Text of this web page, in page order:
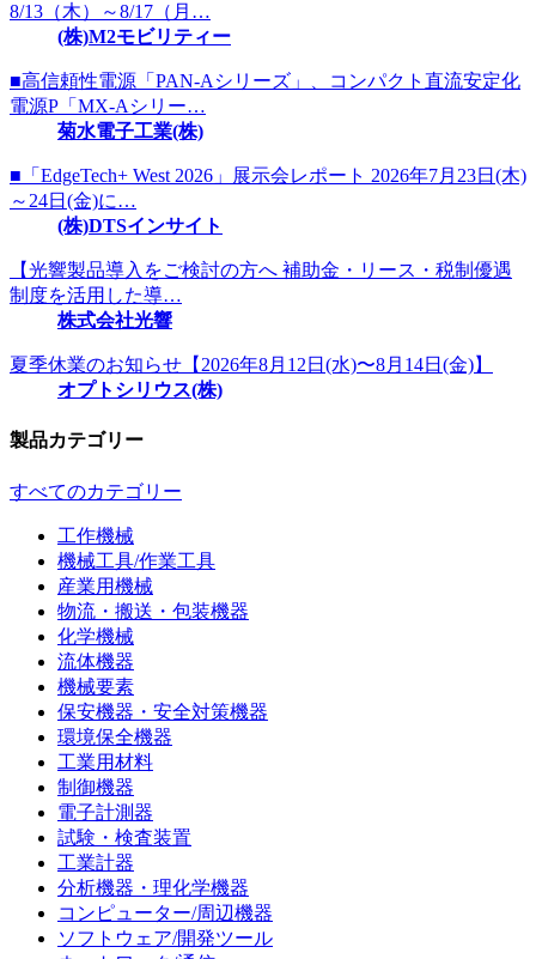
8/13（木）～8/17（月…
(株)M2モビリティー
■高信頼性電源「PAN-Aシリーズ」、コンパクト直流安定化
電源P「MX-Aシリー…
菊水電子工業(株)
■「EdgeTech+ West 2026」展示会レポート 2026年7月23日(木)
～24日(金)に…
(株)DTSインサイト
【光響製品導入をご検討の方へ 補助金・リース・税制優遇
制度を活用した導…
株式会社光響
夏季休業のお知らせ【2026年8月12日(水)〜8月14日(金)】
オプトシリウス(株)
製品カテゴリー
すべてのカテゴリー
工作機械
機械工具/作業工具
産業用機械
物流・搬送・包装機器
化学機械
流体機器
機械要素
保安機器・安全対策機器
環境保全機器
工業用材料
制御機器
電子計測器
試験・検査装置
工業計器
分析機器・理化学機器
コンピューター/周辺機器
ソフトウェア/開発ツール